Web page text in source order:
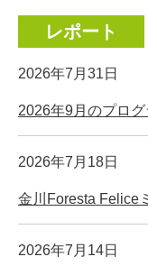
レポート
2026年7月31日
2026年9月のプログ
2026年7月18日
金川Foresta Felice
2026年7月14日